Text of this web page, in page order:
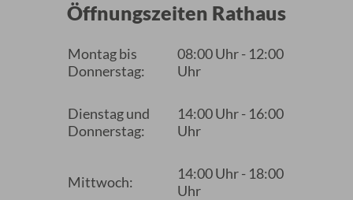
Öffnungszeiten Rathaus
Montag bis
Donnerstag:
08:00 Uhr - 12:00
Uhr
Dienstag und
Donnerstag:
14:00 Uhr - 16:00
Uhr
Mittwoch:
14:00 Uhr - 18:00
Uhr